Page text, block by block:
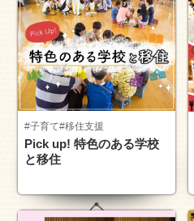
#子育て#移住支援
Pick up! 特色のある学校
と移住